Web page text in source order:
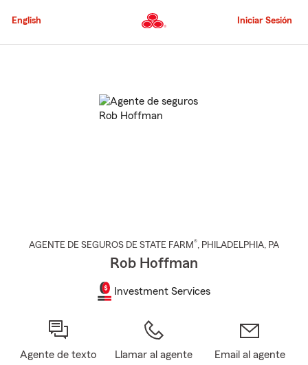
al
principal
English Iniciar Sesión
AGENTE DE SEGUROS DE STATE FARM®, PHILADELPHIA, PA
Rob Hoffman
Investment Services
Agente de texto Llamar al agente Email al agente